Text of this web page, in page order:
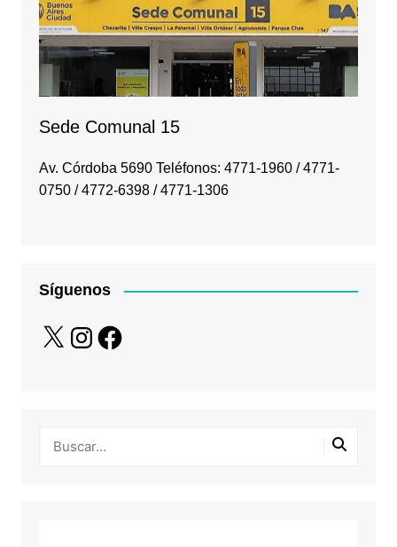
Sede Comunal 15
Av. Córdoba 5690 Teléfonos: 4771-1960 / 4771-
0750 / 4772-6398 / 4771-1306
Síguenos
X InstagramFacebook